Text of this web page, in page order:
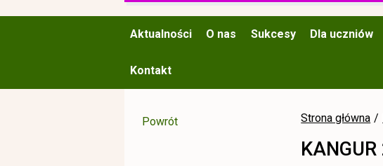
Aktualności O nas Sukcesy Dla uczniów
Kontakt
Strona główna
Powrót